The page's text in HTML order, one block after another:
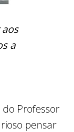
a
do Professor
pensar